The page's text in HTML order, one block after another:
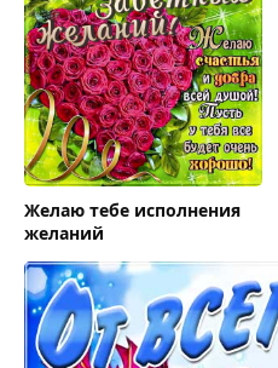
Желаю тебе исполнения
желаний